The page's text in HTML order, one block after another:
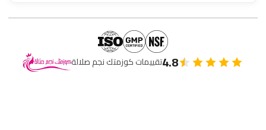
4.8تقييمات كوزمتك نجم صلالة